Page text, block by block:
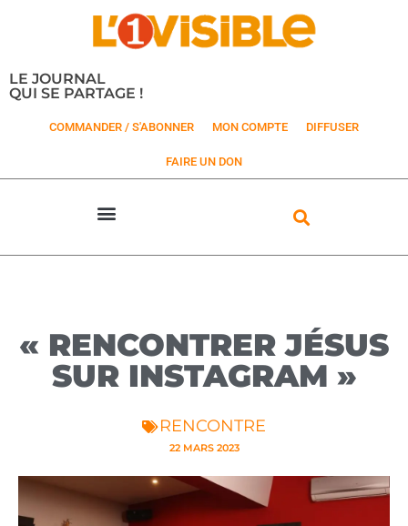
LE JOURNAL
QUI SE PARTAGE !
COMMANDER / S'ABONNER MON COMPTE DIFFUSER
FAIRE UN DON
« RENCONTRER JÉSUS
SUR INSTAGRAM »
RENCONTRE
22 MARS 2023